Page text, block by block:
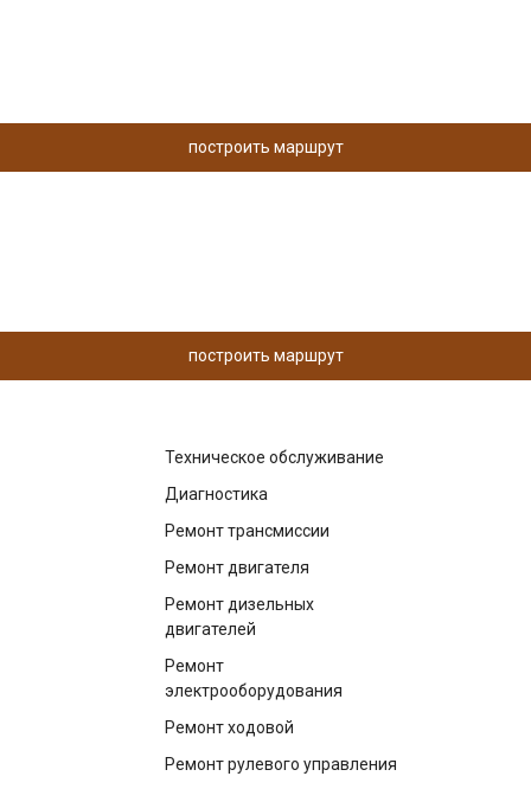
построить маршрут
построить маршрут
Техническое обслуживание
Диагностика
Ремонт трансмиссии
Ремонт двигателя
Ремонт дизельных
двигателей
Ремонт
электрооборудования
Ремонт ходовой
Ремонт рулевого управления